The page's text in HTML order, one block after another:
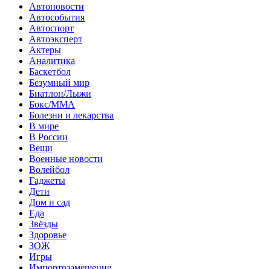
Автоновости
Автособытия
Автоспорт
Автоэксперт
Актеры
Аналитика
Баскетбол
Безумный мир
Биатлон/Лыжи
Бокс/MMA
Болезни и лекарства
В мире
В России
Вещи
Военные новости
Волейбол
Гаджеты
Дети
Дом и сад
Еда
Звёзды
Здоровье
ЗОЖ
Игры